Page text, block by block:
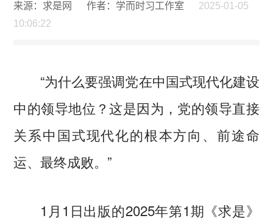
来源：求是网 作者：学而时习工作室
2025-01-05
10:06:22
“为什么要强调党在中国式现代化建设
中的领导地位？这是因为，党的领导直接
关系中国式现代化的根本方向、前途命
运、最终成败。”
1月1日出版的2025年第1期《求是》